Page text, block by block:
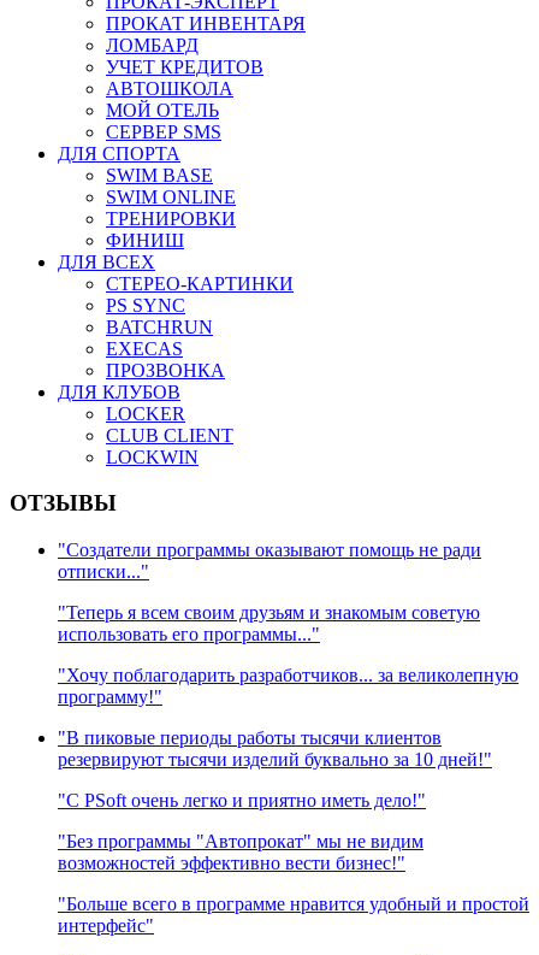
ПРОКАТ ИНВЕНТАРЯ
ЛОМБАРД
УЧЕТ КРЕДИТОВ
АВТОШКОЛА
МОЙ ОТЕЛЬ
СЕРВЕР SMS
ДЛЯ СПОРТА
SWIM BASE
SWIM ONLINE
ТРЕНИРОВКИ
ФИНИШ
ДЛЯ ВСЕХ
СТЕРЕО-КАРТИНКИ
PS SYNC
BATCHRUN
EXECAS
ПРОЗВОНКА
ДЛЯ КЛУБОВ
LOCKER
CLUB CLIENT
LOCKWIN
ОТЗЫВЫ
"Создатели программы оказывают помощь не ради
отписки..."
"Теперь я всем своим друзьям и знакомым советую
использовать его программы..."
"Хочу поблагодарить разработчиков... за великолепную
программу!"
"В пиковые периоды работы тысячи клиентов
резервируют тысячи изделий буквально за 10 дней!"
"C PSoft очень легко и приятно иметь дело!"
"Без программы "Автопрокат" мы не видим
возможностей эффективно вести бизнес!"
"Больше всего в программе нравится удобный и простой
интерфейс"